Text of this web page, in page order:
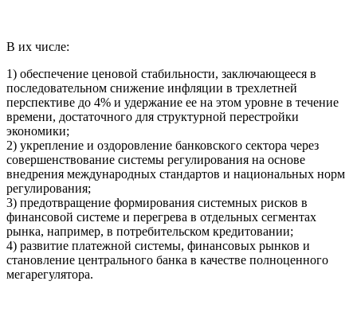
В их числе:
1) обеспечение ценовой стабильности, заключающееся в
последовательном снижение инфляции в трехлетней
перспективе до 4% и удержание ее на этом уровне в течение
времени, достаточного для структурной перестройки
экономики;
2) укрепление и оздоровление банковского сектора через
совершенствование системы регулирования на основе
внедрения международных стандартов и национальных норм
регулирования;
3) предотвращение формирования системных рисков в
финансовой системе и перегрева в отдельных сегментах
рынка, например, в потребительском кредитовании;
4) развитие платежной системы, финансовых рынков и
становление центрального банка в качестве полноценного
мегарегулятора.